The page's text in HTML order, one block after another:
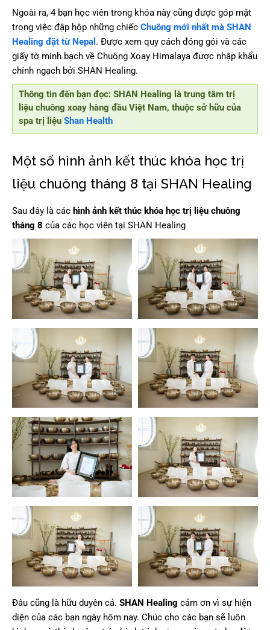
Ngoài ra, 4 bạn học viên trong khóa này cũng được góp mặt
trong việc đập hộp những chiếc Chuông mới nhất mà SHAN
Healing đặt từ Nepal . Được xem quy cách đóng gói và các
giấy tờ minh bạch về Chuông Xoay Himalaya được nhập khẩu
chính ngạch bởi SHAN Healing.
Thông tin đến bạn đọc: SHAN Healing là trung tâm trị
liệu chuông xoay hàng đầu Việt Nam, thuộc sở hữu của
spa trị liệu Shan Health
Một số hình ảnh kết thúc khóa học trị
liệu chuông tháng 8 tại SHAN Healing
Sau đây là các hình ảnh kết thúc khóa học trị liệu chuông
tháng 8 của các học viên tại SHAN Healing
Đâu cũng là hữu duyên cả. SHAN Healing cảm ơn vì sự hiện
diện của các bạn ngày hôm nay. Chúc cho các bạn sẽ luôn